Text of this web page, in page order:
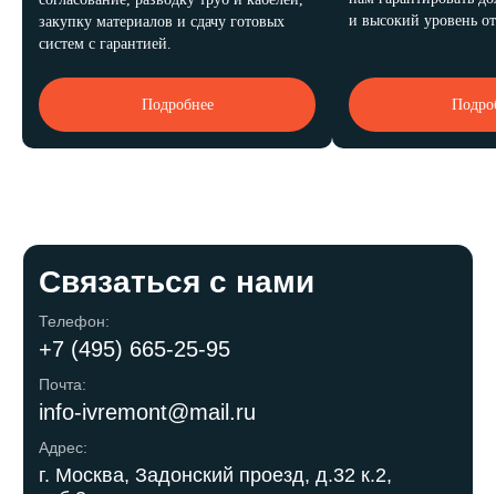
закупку материалов и сдачу готовых
систем с гарантией.
Подробнее
и высокий уровень
ИП Трихук Андрея Игоревна, ИНН 331605065443
Все права защищены, копирование запрещено и
Политика конфиденциальности